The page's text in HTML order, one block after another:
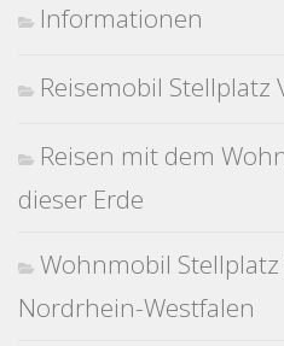
Informationen
Reisemobil Stellplatz
Reisen mit dem
dieser Erde
Wohnmobil
Nordrhein-Westfalen